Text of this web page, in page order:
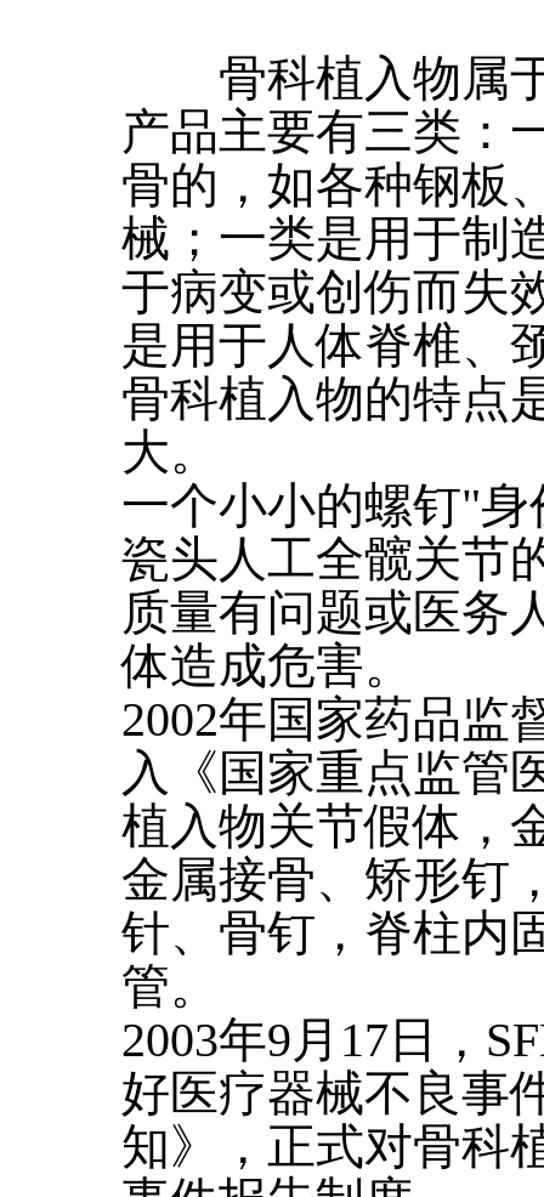
骨科植入物属于
产品主要有三类：
骨的，如各种钢板
械；一类是用于制
于病变或创伤而失
是用于人体脊椎、
骨科植入物的特点
大。
一个小小的螺钉"
瓷头人工全髋关节
质量有问题或医务
体造成危害。
2002年国家药品监
入《国家重点监管
植入物关节假体，
金属接骨、矫形钉
针、骨钉，脊柱内
管。
2003年9月17日，
好医疗器械不良事
知》，正式对骨科